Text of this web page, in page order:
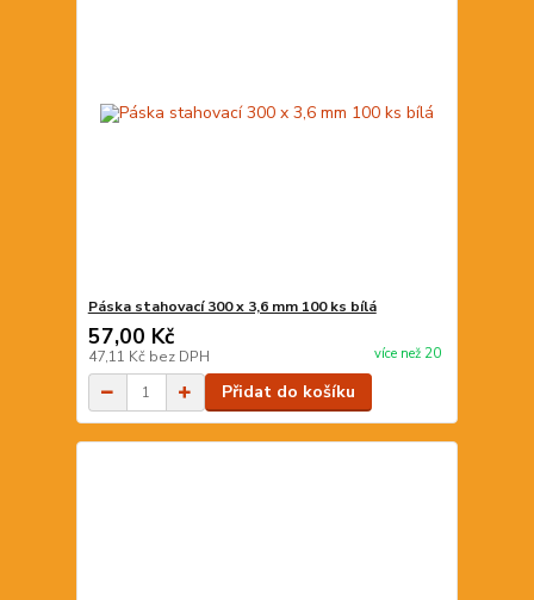
Páska stahovací 300 x 3,6 mm 100 ks bílá
57,00 Kč
47,11 Kč bez DPH více než 20
Přidat do košíku